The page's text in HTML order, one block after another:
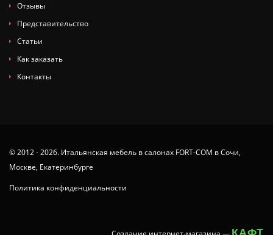
Отзывы
Представительство
Статьи
Как заказать
Контакты
© 2012 - 2026. Итальянская мебель в салонах FORT-COM в Сочи,
Москве, Екатеринбурге
Политика конфиденциальности